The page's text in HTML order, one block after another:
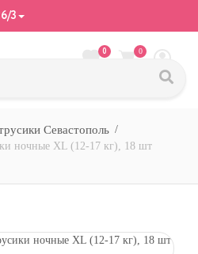
3
0 0
Севастополь
ночные XL (12-17 кг), 18 шт